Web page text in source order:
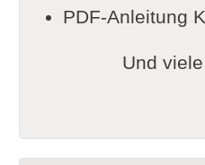
PDF-Anleitung
Und